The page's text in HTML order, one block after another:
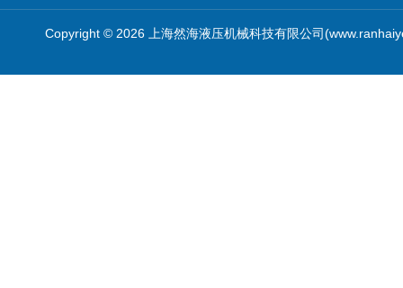
Copyright © 2026 上海然海液压机械科技有限公司